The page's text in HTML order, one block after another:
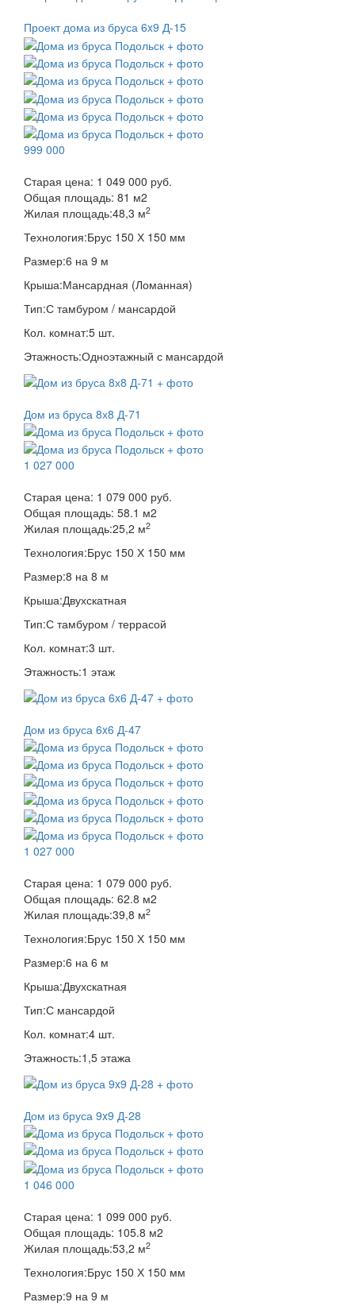
Проект дома из бруса 6x9 Д-15
999 000
Старая цена: 1 049 000 руб.
Общая площадь: 81 м2
Жилая площадь:48,3 м2
Технология:Брус 150 Х 150 мм
Размер:6 на 9 м
Крыша:Мансардная (Ломанная)
Тип:С тамбуром / мансардой
Кол. комнат:5 шт.
Этажность:Одноэтажный с мансардой
Дом из бруса 8х8 Д-71
1 027 000
Старая цена: 1 079 000 руб.
Общая площадь: 58.1 м2
Жилая площадь:25,2 м2
Технология:Брус 150 Х 150 мм
Размер:8 на 8 м
Крыша:Двухскатная
Тип:С тамбуром / террасой
Кол. комнат:3 шт.
Этажность:1 этаж
Дом из бруса 6x6 Д-47
1 027 000
Старая цена: 1 079 000 руб.
Общая площадь: 62.8 м2
Жилая площадь:39,8 м2
Технология:Брус 150 Х 150 мм
Размер:6 на 6 м
Крыша:Двухскатная
Тип:С мансардой
Кол. комнат:4 шт.
Этажность:1,5 этажа
Дом из бруса 9x9 Д-28
1 046 000
Старая цена: 1 099 000 руб.
Общая площадь: 105.8 м2
Жилая площадь:53,2 м2
Технология:Брус 150 Х 150 мм
Размер:9 на 9 м